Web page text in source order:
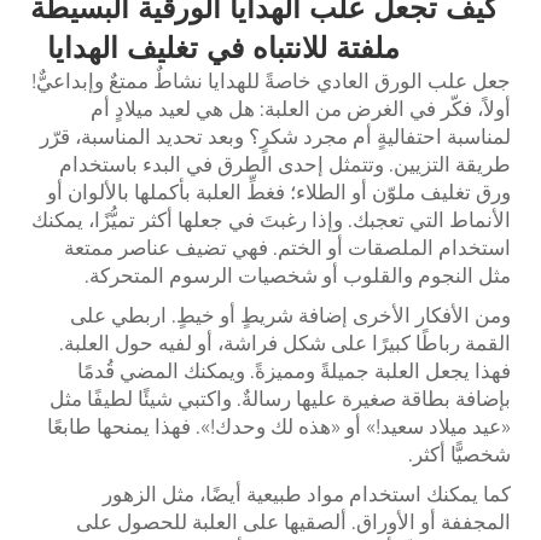
كيف تجعل علب الهدايا الورقية البسيطة
ملفتة للانتباه في تغليف الهدايا
جعل علب الورق العادي خاصةً للهدايا نشاطٌ ممتعٌ وإبداعيٌّ!
أولاً، فكّر في الغرض من العلبة: هل هي لعيد ميلادٍ أم
لمناسبة احتفاليةٍ أم مجرد شكرٍ؟ وبعد تحديد المناسبة، قرّر
طريقة التزيين. وتتمثل إحدى الطرق في البدء باستخدام
ورق تغليف ملوّن أو الطلاء؛ فغطِّ العلبة بأكملها بالألوان أو
الأنماط التي تعجبك. وإذا رغبتَ في جعلها أكثر تميُّزًا، يمكنك
استخدام الملصقات أو الختم. فهي تضيف عناصر ممتعة
مثل النجوم والقلوب أو شخصيات الرسوم المتحركة.
ومن الأفكار الأخرى إضافة شريطٍ أو خيطٍ. اربطي على
القمة رباطًا كبيرًا على شكل فراشة، أو لفيه حول العلبة.
فهذا يجعل العلبة جميلةً ومميزةً. ويمكنك المضي قُدمًا
بإضافة بطاقة صغيرة عليها رسالةٌ. واكتبي شيئًا لطيفًا مثل
«عيد ميلاد سعيد!» أو «هذه لك وحدك!». فهذا يمنحها طابعًا
شخصيًّا أكثر.
كما يمكنك استخدام مواد طبيعية أيضًا، مثل الزهور
المجففة أو الأوراق. ألصقيها على العلبة للحصول على